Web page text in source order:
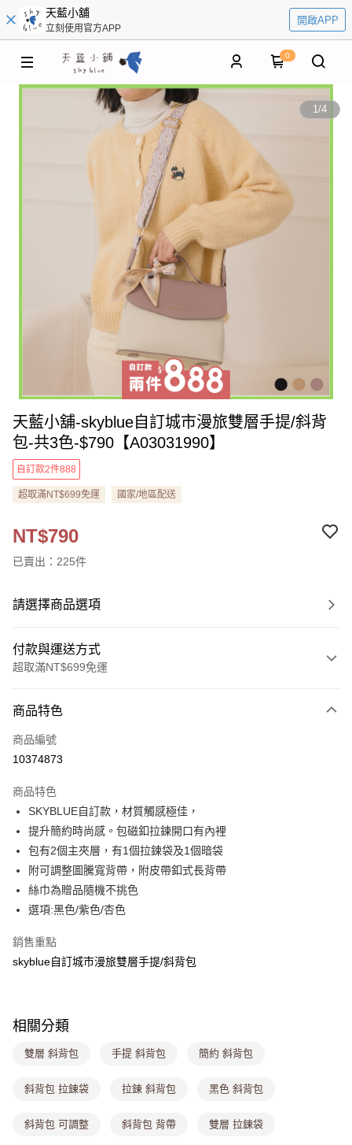
天藍小舖
立刻使用官方APP
開啟APP
0
1/4
天藍小舖-skyblue自訂城市漫旅雙層手提/斜背
包-共3色-$790【A03031990】
自訂款2件888
超取滿NT$699免運 國家/地區配送
NT$790
已賣出：225件
請選擇商品選項
付款與運送方式
超取滿NT$699免運
信用卡一次付款
超商取貨付款
Apple Pay
街口支付
悠遊付
Google Pay
相關說明
【大哥付你分期使用說明】
成交易。
3.實際核准額度、可分期數及費用金額請依後續交易確認頁面所載為準。
4.訂單成立30分鐘內，如未前往確認交易或遇審核未通過，訂單將自動取
消。如遇「轉專審核」未通過狀況，表示未達大哥付你分期系統評分，恕無
【繳款方式說明】
醒簡訊。
2.透過簡訊連結打開帳單後，可選擇「超商條碼／台灣大直營門市／銀行轉
每筆NT$80，滿NT$699(含以上)免運費
付款後全家取貨
商品特色
商品編號
10374873
商品特色
SKYBLUE自訂款，材質觸感極佳，
提升簡約時尚感。包磁釦拉鍊開口有內裡
包有2個主夾層，有1個拉鍊袋及1個暗袋
附可調整圖騰寬背帶，附皮帶釦式長背帶
絲巾為贈品隨機不挑色
選項:黑色/紫色/杏色
銷售重點
skyblue自訂城市漫旅雙層手提/斜背包
相關分類
雙層 斜背包 手提 斜背包 簡約 斜背包
斜背包 拉鍊袋 拉鍊 斜背包 黑色 斜背包
斜背包 可調整 斜背包 背帶 雙層 拉鍊袋